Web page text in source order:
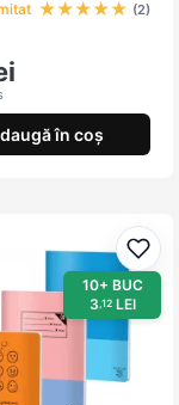
★★★★★ (2)
în coș
10+ BUC
3 ,12LEI